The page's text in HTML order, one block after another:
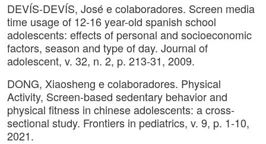
DEVÍS-DEVÍS, José e colaboradores. Screen media
time usage of 12-16 year-old spanish school
adolescents: effects of personal and socioeconomic
factors, season and type of day. Journal of
adolescent, v. 32, n. 2, p. 213-31, 2009.
DONG, Xiaosheng e colaboradores. Physical
Activity, Screen-based sedentary behavior and
physical fitness in chinese adolescents: a cross-
sectional study. Frontiers in pediatrics, v. 9, p. 1-10,
2021.